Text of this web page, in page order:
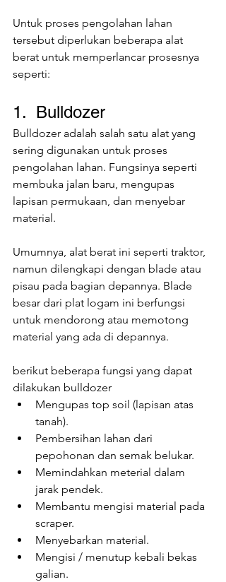
Untuk proses pengolahan lahan
tersebut diperlukan beberapa alat
berat untuk memperlancar prosesnya
seperti:
1.  Bulldozer
Bulldozer adalah salah satu alat yang
sering digunakan untuk proses
pengolahan lahan. Fungsinya seperti
membuka jalan baru, mengupas
lapisan permukaan, dan menyebar
material.
Umumnya, alat berat ini seperti traktor,
namun dilengkapi dengan blade atau
pisau pada bagian depannya. Blade
besar dari plat logam ini berfungsi
untuk mendorong atau memotong
material yang ada di depannya.
berikut beberapa fungsi yang dapat
dilakukan bulldozer
Mengupas top soil (lapisan atas
tanah).
Pembersihan lahan dari
pepohonan dan semak belukar.
Memindahkan meterial dalam
jarak pendek.
Membantu mengisi material pada
scraper.
Menyebarkan material.
Mengisi / menutup kebali bekas
galian.